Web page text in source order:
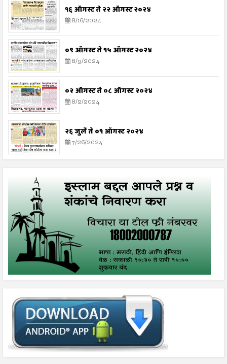
१६ ऑगस्ट ते २२ ऑगस्ट २०२४
8/16/2024
०९ ऑगस्ट ते १५ ऑगस्ट २०२४
8/9/2024
०२ ऑगस्ट ते ०८ ऑगस्ट २०२४
8/2/2024
२६ जुलै ते ०१ ऑगस्ट २०२४
7/26/2024